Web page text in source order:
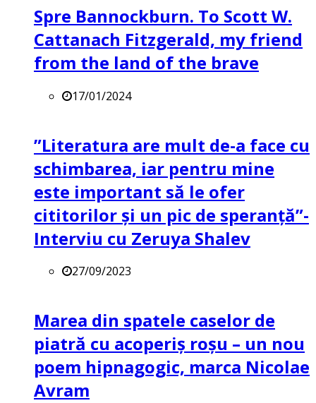
Spre Bannockburn. To Scott W.
Cattanach Fitzgerald, my friend
from the land of the brave
17/01/2024
”Literatura are mult de-a face cu
schimbarea, iar pentru mine
este important să le ofer
cititorilor și un pic de speranță”-
Interviu cu Zeruya Shalev
27/09/2023
Marea din spatele caselor de
piatră cu acoperiș roșu – un nou
poem hipnagogic, marca Nicolae
Avram